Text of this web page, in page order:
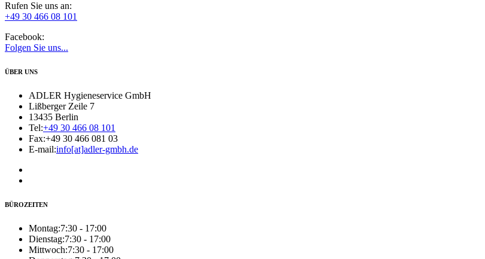
Rufen Sie uns an:
+49 30 466 08 101
Facebook:
Folgen Sie uns...
ÜBER UNS
ADLER Hygieneservice GmbH
Lißberger Zeile 7
13435 Berlin
Tel:+49 30 466 08 101
Fax:+49 30 466 081 03
E-mail:info[at]adler-gmbh.de
BÜROZEITEN
Montag:7:30 - 17:00
Dienstag:7:30 - 17:00
Mittwoch:7:30 - 17:00